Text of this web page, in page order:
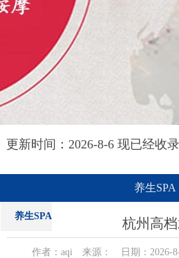
更新时间：2026-8-6 现已经收
养生SPA
养生SPA 杭州高
作者：aqi 来源： 日期：2026-